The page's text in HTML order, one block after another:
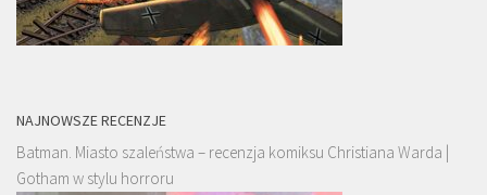
NAJNOWSZE RECENZJE
Batman. Miasto szaleństwa – recenzja komiksu Christiana Warda |
Gotham w stylu horroru